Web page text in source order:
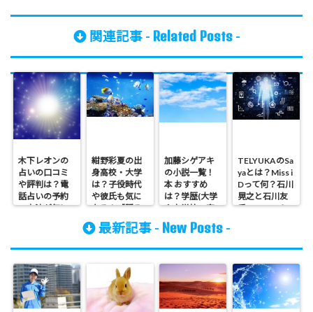
関連記事 - Related Posts-
木下レオンの
占いの口コミ
や評判は？電
話占いの予約
の方法が気に
紺野彩夏の出
身高校・大学
は？子役時代
や彼氏も気に
なる！【踊る
さんま御殿】
加藤シゲアキ
の小説一覧！
本 おすすめ
は？学歴(大学
や中学校・高
校)や身長など
TELYUKAのSa
yaとは？Miss i
Dって何？石川
晃之と石川友
香のユニット
最新記事 - New Posts -